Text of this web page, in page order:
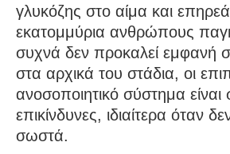
γλυκόζης στο αίμα και
εκατομμύρια ανθρώπους
συχνά δεν προκαλεί εμφανή
στα αρχικά του στάδια, οι
ανοσοποιητικό σύστημα είναι
επικίνδυνες, ιδιαίτερα όταν
σωστά.